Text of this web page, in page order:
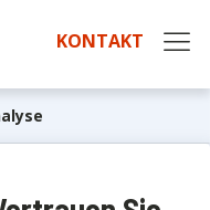
KONTAKT